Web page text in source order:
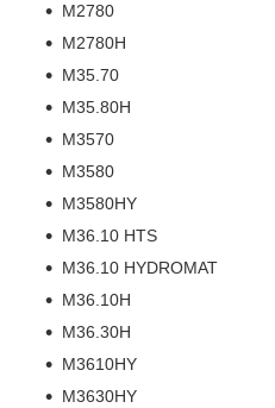
M2780
M2780H
M35.70
M35.80H
M3570
M3580
M3580HY
M36.10 HTS
M36.10 HYDROMAT
M36.10H
M36.30H
M3610HY
M3630HY